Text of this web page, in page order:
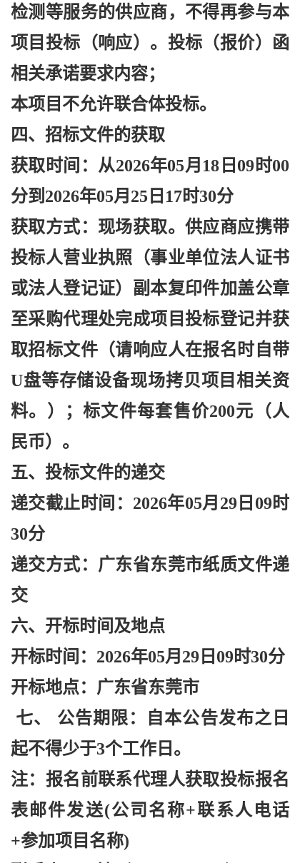
检测等服务的供应商，不得再参与本
项目投标（响应）。投标（报价）函
相关承诺要求内容；
本项目不允许联合体投标。
四、招标文件的获取
获取时间：从2026年05月18日09时00
分到2026年05月25日17时30分
获取方式：现场获取。供应商应携带
投标人营业执照（事业单位法人证书
或法人登记证）副本复印件加盖公章
至采购代理处完成项目投标登记并获
取招标文件（请响应人在报名时自带
U盘等存储设备现场拷贝项目相关资
料。）；标文件每套售价200元（人
民币）。
五、投标文件的递交
递交截止时间： 2026年05月29日09时
30分
递交方式：广东省东莞市纸质文件递
交
六、开标时间及地点
开标时间： 2026年05月29日09时30分
开标地点：广东省东莞市
七、
公告期限：自本公告发布之日
起不得少于3个工作日。
注：报名前联系代理人获取投标报名
表邮件发送(公司名称+联系人电话
+参加项目名称)